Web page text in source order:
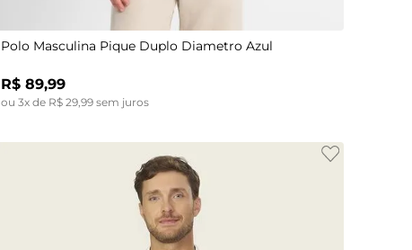
Polo Masculina Pique Duplo Diametro Azul
R$ 89,99
ou3x de R$ 29,99 sem juros